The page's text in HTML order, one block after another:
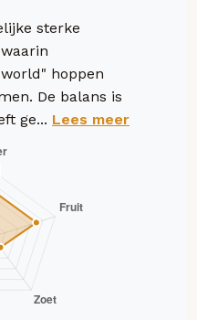
sterke
hoppen
De balans is
ge... Lees meer